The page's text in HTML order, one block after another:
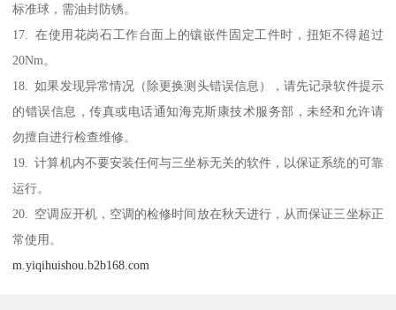
标准球，需油封防锈。
17. 在使用花岗石工作台面上的镶嵌件固定工件时，扭矩不得超过
20Nm。
18. 如果发现异常情况（除更换测头错误信息），请先记录软件提示
的错误信息，传真或电话通知海克斯康技术服务部，未经和允许请
勿擅自进行检查维修。
19. 计算机内不要安装任何与三坐标无关的软件，以保证系统的可靠
运行。
20. 空调应开机，空调的检修时间放在秋天进行，从而保证三坐标正
常使用。
m.yiqihuishou.b2b168.com